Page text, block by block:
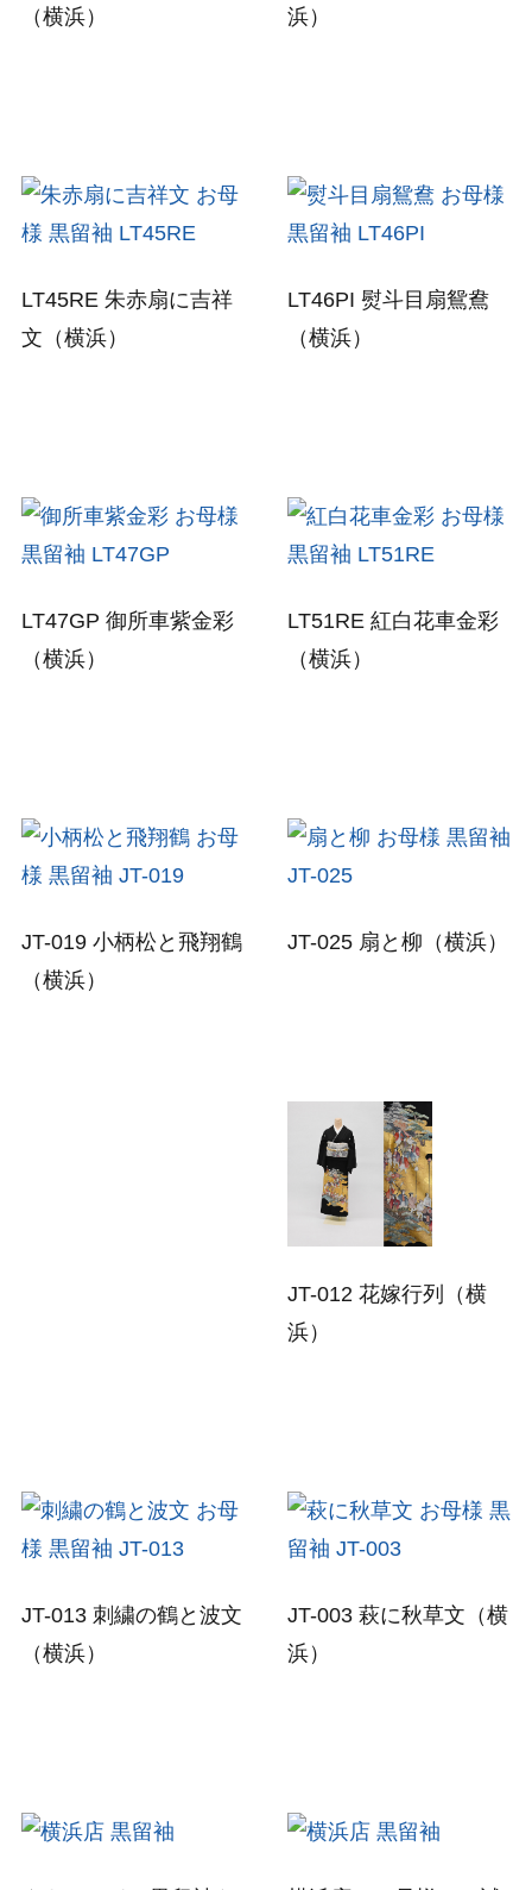
（横浜）
浜）
LT45RE 朱赤扇に吉祥
文 （横浜）
LT46PI 熨斗目扇鴛鴦
（横浜）
LT47GP 御所車紫金彩
（横浜）
LT51RE 紅白花車金彩
（横浜）
JT-019 小柄松と飛翔鶴
（横浜）
JT-025 扇と柳（横浜）
JT-012 花嫁行列（横
浜）
JT-013 刺繍の鶴と波文
（横浜）
JT-003 萩に秋草文（横
浜）